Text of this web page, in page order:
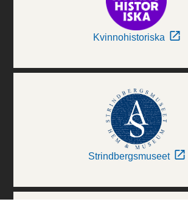
Kvinnohistoriska
Strindbergsmuseet